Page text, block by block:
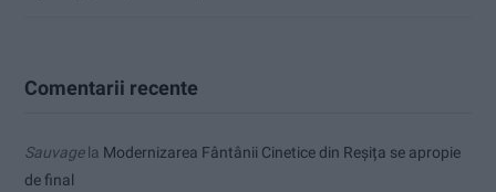
Comentarii recente
Sauvagela Modernizarea Fântânii Cinetice din Reșița se apropie
de final